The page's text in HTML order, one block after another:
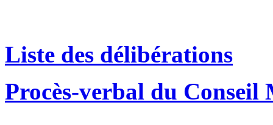
Liste des délibérations
Procès-verbal du